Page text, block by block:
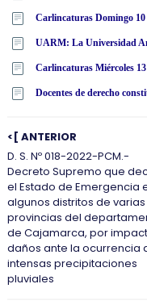
Carlincaturas Domingo
Carlincaturas Miércoles
Docentes de derecho
<[ ANTERIOR
D. S. Nº 018-2022-PCM.-
Decreto Supremo que
el Estado de Emergencia
algunos distritos de varias
provincias del
de Cajamarca, por
daños ante la ocurrencia
intensas precipitaciones
pluviales